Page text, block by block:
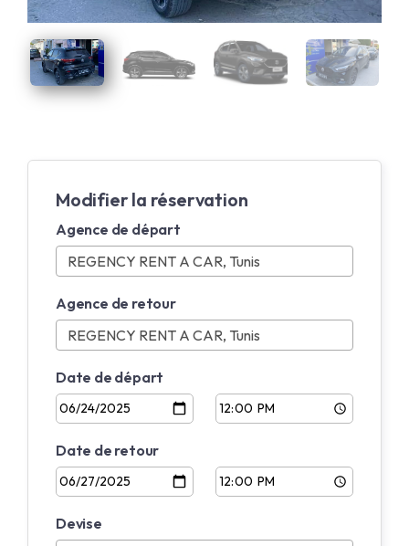
Modifier la réservation
Agence de départ
Agence de retour
Date de départ
Date de retour
Devise